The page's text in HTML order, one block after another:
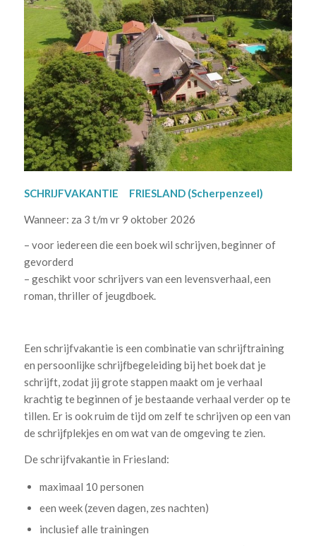
SCHRIJFVAKANTIE FRIESLAND (Scherpenzeel)
Wanneer: za 3 t/m vr 9 oktober 2026
– voor iedereen die een boek wil schrijven, beginner of
gevorderd
– geschikt voor schrijvers van een levensverhaal, een
roman, thriller of jeugdboek.
Een schrijfvakantie is een combinatie van schrijftraining
en persoonlijke schrijfbegeleiding bij het boek dat je
schrijft, zodat jij grote stappen maakt om je verhaal
krachtig te beginnen of je bestaande verhaal verder op te
tillen. Er is ook ruim de tijd om zelf te schrijven op een van
de schrijfplekjes en om wat van de omgeving te zien.
De schrijfvakantie in Friesland:
maximaal 10 personen
een week (zeven dagen, zes nachten)
inclusief alle trainingen